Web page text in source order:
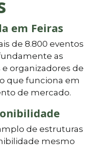
em Feiras
de 8.800 eventos
as
organizadores de
que funciona em
de mercado.
de estruturas
mesmo